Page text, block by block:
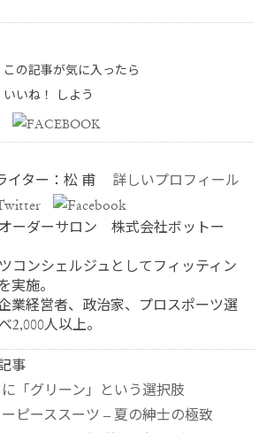
この記事が気に入ったら
いいね！ しよう
イター：松 甫
詳しいプロフィール
ーダーサロン 株式会社ボットー
コンシェルジュとしてフィッティン
実施。
業経営者、政治家、プロスポーツ選
2,000人以上。
事
「グリーン」という選択肢
ピーススーツ – 夏の紳士の極致